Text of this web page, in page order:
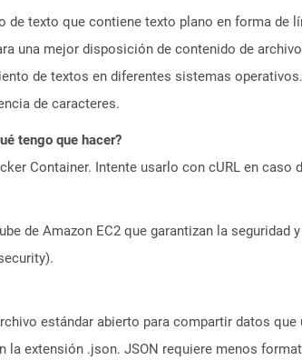
de texto que contiene texto plano en forma de
una mejor disposición de contenido de
de textos en diferentes sistemas
de caracteres.
tengo que hacer?
Container. Intente usarlo con cURL en caso
de Amazon EC2 que garantizan la
estándar abierto para compartir datos
extensión .json. JSON requiere menos